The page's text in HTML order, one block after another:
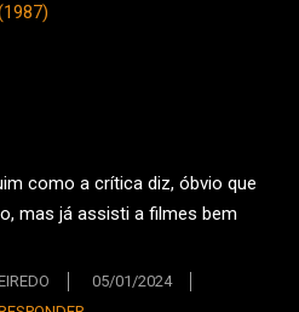
como a crítica diz, óbvio que
mas já assisti a filmes bem
05/01/2024